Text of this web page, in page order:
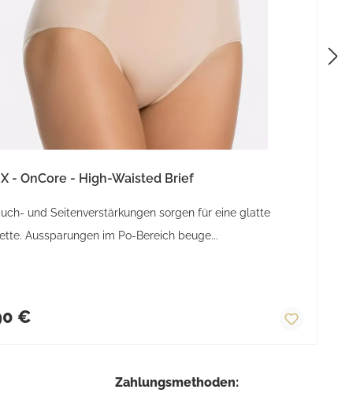
- OnCore - High-Waisted Brief
und Seitenverstärkungen sorgen für eine glatte
Aussparungen im Po-Bereich beuge...
€
Zahlungsmethoden: